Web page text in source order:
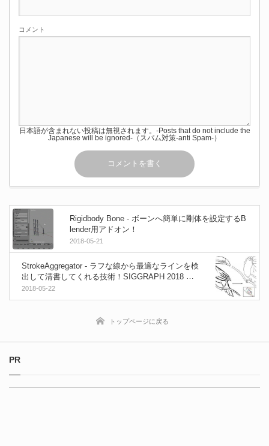
コメント
日本語が含まれない投稿は無視されます。-Posts that do not include the
Japanese will be ignored-（スパム対策-anti Spam-）
Rigidbody Bone - ボーンへ簡単に剛体を設定するB
lender用アドオン！
2018-05-21
StrokeAggregator - ラフな線から最適なラインを検
出して清書してくれる技術！SIGGRAPH 2018 論
文！
2018-05-22
トップページに戻る
PR